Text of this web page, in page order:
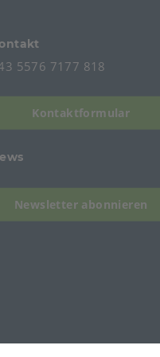
5576 7177 818
Kontaktformular
Newsletter abonnieren